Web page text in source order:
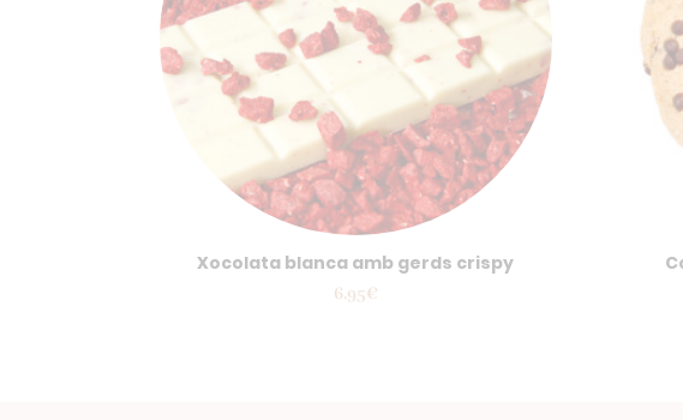
Xocolata blanca amb gerds crispy
6.95€